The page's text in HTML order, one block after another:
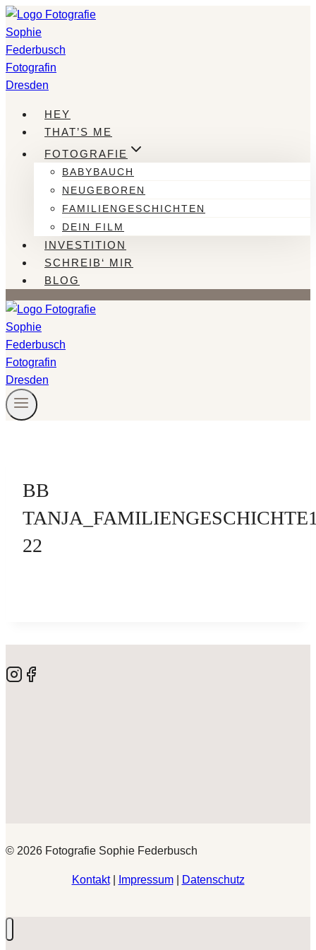
Zum
Inhalt
springen
HEY
THAT’S ME
FOTOGRAFIE
BABYBAUCH
NEUGEBOREN
FAMILIENGESCHICHTEN
DEIN FILM
INVESTITION
SCHREIB‘ MIR
BLOG
BB
22
© 2026 Fotografie Sophie Federbusch
Kontakt| Impressum| Datenschutz